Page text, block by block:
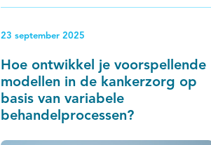
voorspellen, maar dat er wél ruimte is om
behandelingen beter af te stemmen op
persoonlijke voorkeuren van patiënten.
23 september 2025
Hoe ontwikkel je voorspellende
modellen in de kankerzorg op
basis van variabele
behandelprocessen?